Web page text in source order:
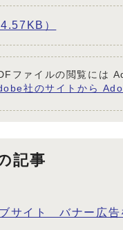
）
ファイルの閲覧には
社のサイトから
記事
サイト バナー広告